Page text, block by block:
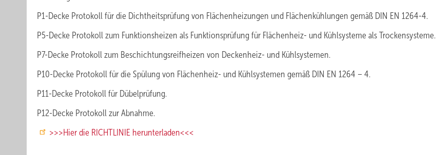
P1-Decke Protokoll für die Dichtheitsprüfung von Flächenheizungen und Flächenkühlungen gemäß DIN EN 1264-4.
P5-Decke Protokoll zum Funktionsheizen als Funktionsprüfung für Flächenheiz- und Kühlsysteme als Trockensysteme.
P7-Decke Protokoll zum Beschichtungsreifheizen von Deckenheiz- und Kühlsystemen.
P10-Decke Protokoll für die Spülung von Flächenheiz- und Kühlsystemen gemäß DIN EN 1264 – 4.
P11-Decke Protokoll für Dübelprüfung.
P12-Decke Protokoll zur Abnahme.
>>>Hier die RICHTLINIE herunterladen<<<